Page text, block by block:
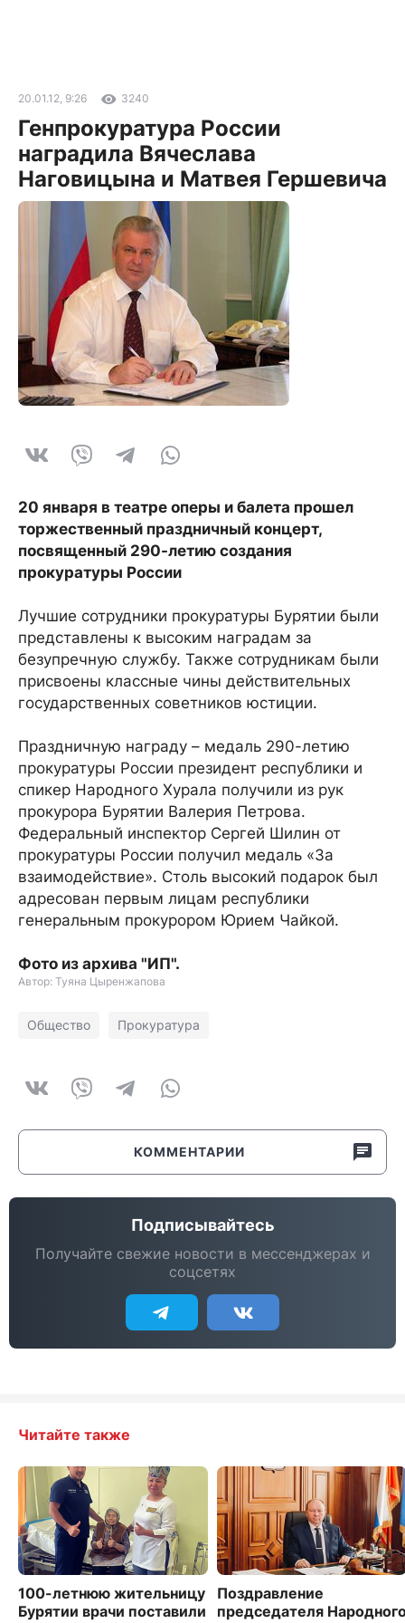
20.01.12, 9:26 3240
Генпрокуратура России
наградила Вячеслава
Наговицына и Матвея Гершевича
20 января в театре оперы и балета прошел
торжественный праздничный концерт,
посвященный 290-летию создания
прокуратуры России
Лучшие сотрудники прокуратуры Бурятии были
представлены к высоким наградам за
безупречную службу. Также сотрудникам были
присвоены классные чины действительных
государственных советников юстиции.
Праздничную награду – медаль 290-летию
прокуратуры России президент республики и
спикер Народного Хурала получили из рук
прокурора Бурятии Валерия Петрова.
Федеральный инспектор Сергей Шилин от
прокуратуры России получил медаль «За
взаимодействие». Столь высокий подарок был
адресован первым лицам республики
генеральным прокурором Юрием Чайкой.
Фото из архива "ИП".
Автор: Туяна Цыренжапова
Общество Прокуратура
КОММЕНТАРИИ
Подписывайтесь
Получайте свежие новости в мессенджерах и
соцсетях
Читайте также
100-летнюю жительницу
Бурятии врачи поставили
Поздравление
председателя